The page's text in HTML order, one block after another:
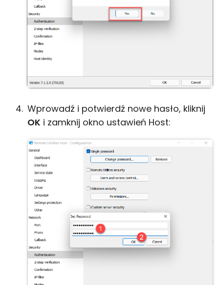
Wprowadź i potwierdź nowe hasło, kliknij
OK i zamknij okno ustawień Host: